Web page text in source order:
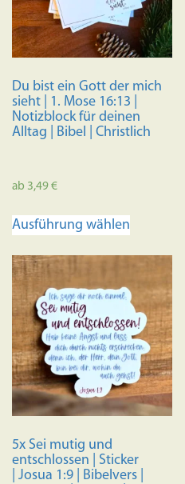
Du bist ein Gott der mich
sieht | 1. Mose 16:13 |
Notizblock für deinen
Alltag | Bibel | Christlich
ab 3,49€
Ausführung wählen
mehrere
Varianten
auf.
Die
Optionen
können
auf
werden
5x Sei mutig und
entschlossen | Sticker
| Josua 1:9 | Bibelvers |